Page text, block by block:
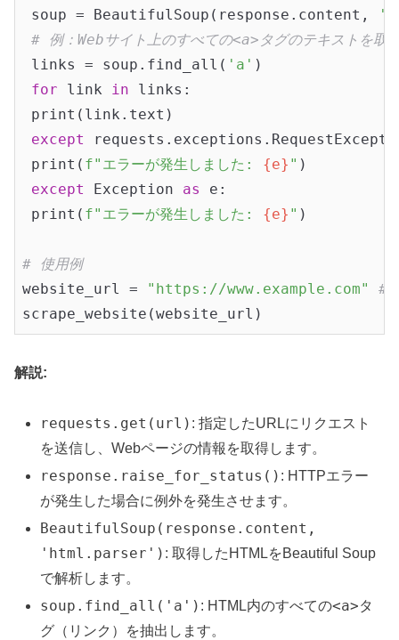
soup = BeautifulSoup(response.content,
# 例：Webサイト上のすべての<a>タグのテキストを取
links = soup.find_all( 'a' )
for link in links:
print(link.text)
except
print( f"エラーが発生しました: {e} " )
except
Exception as
e:
print( f"エラーが発生しました: {e} " )
# 使用例
website_url =
"https://www.example.com"
#
解説:
requests.get(url) : 指定したURLにリクエスト
を送信し、Webページの情報を取得します。
response.raise_for_status() : HTTPエラー
が発生した場合に例外を発生させます。
BeautifulSoup(response.content,
'html.parser') : 取得したHTMLをBeautiful Soup
で解析します。
soup.find_all('a') : HTML内のすべての<a>タ
グ（リンク）を抽出します。